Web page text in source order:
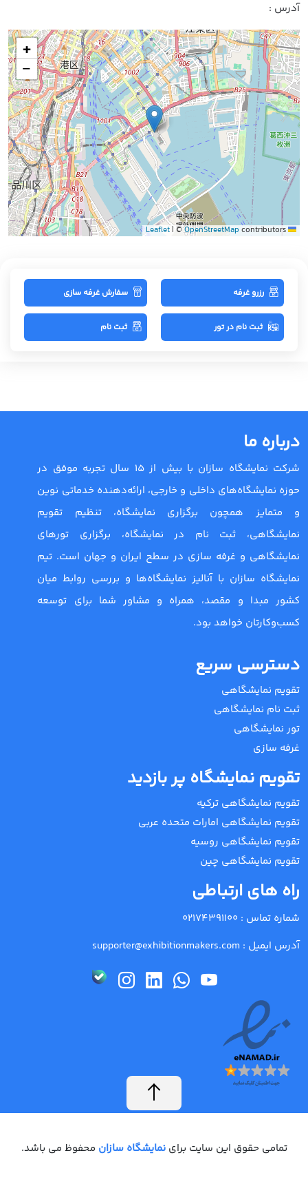
آدرس :
+
−
| ©OpenStreetMap contributors
رزرو غرفه سفارش غرفه سازی
ثبت نام در تور ثبت نام
درباره ما
شرکت نمایشگاه سازان با بیش از 15 سال تجربه موفق در
حوزه نمایشگاه‌های داخلی و خارجی، ارائه‌دهنده خدماتی نوین
و متمایز همچون برگزاری نمایشگاه، تنظیم تقویم
نمایشگاهی، ثبت نام در نمایشگاه، برگزاری تورهای
نمایشگاهی و غرفه سازی در سطح ایران و جهان است. تیم
نمایشگاه سازان با آنالیز نمایشگاه‌ها و بررسی روابط میان
کشور مبدا و مقصد، همراه و مشاور شما برای توسعه
کسب‌وکارتان خواهد بود.
دسترسی سریع
تقویم نمایشگاهی
ثبت نام نمایشگاهی
تور نمایشگاهی
غرفه سازی
تقویم نمایشگاه پر بازدید
تقویم نمایشگاهی ترکیه
تقویم نمایشگاهی امارات متحده عربی
تقویم نمایشگاهی روسیه
تقویم نمایشگاهی چین
راه های ارتباطی
شماره تماس : 02174391100
آدرس ایمیل : supporter@exhibitionmakers.com
تمامی حقوق این سایت براینمایشگاه سازان محفوظ می باشد.